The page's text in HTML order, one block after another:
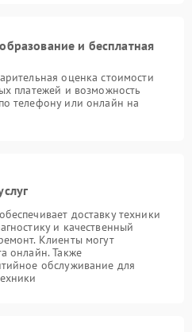
и бесплатная
оценка стоимости
платежей и возможность
телефону или онлайн на
доставку техники
и качественный
Клиенты могут
онлайн. Также
обслуживание для